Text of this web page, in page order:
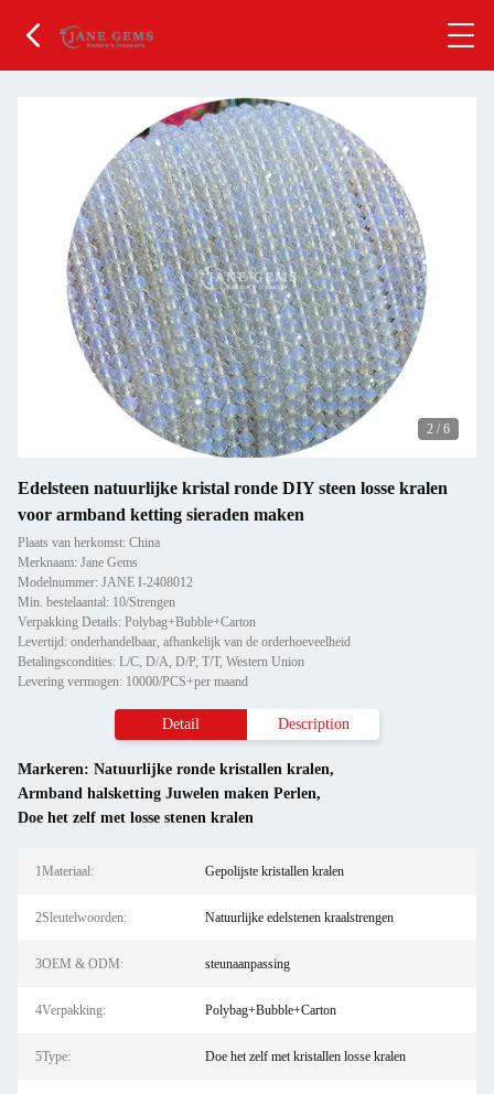
2 / 6
Edelsteen natuurlijke kristal ronde DIY steen losse kralen
voor armband ketting sieraden maken
Plaats van herkomst: China
Merknaam: Jane Gems
Modelnummer: JANE I-2408012
Min. bestelaantal: 10/Strengen
Verpakking Details: Polybag+Bubble+Carton
Levertijd: onderhandelbaar, afhankelijk van de orderhoeveelheid
Betalingscondities: L/C, D/A, D/P, T/T, Western Union
Levering vermogen: 10000/PCS+per maand
Detail Description
Markeren: Natuurlijke ronde kristallen kralen,
Armband halsketting Juwelen maken Perlen,
Doe het zelf met losse stenen kralen
1Materiaal: Gepolijste kristallen kralen
2Sleutelwoorden: Natuurlijke edelstenen kraalstrengen
3OEM & ODM: steunaanpassing
4Verpakking: Polybag+Bubble+Carton
5Type: Doe het zelf met kristallen losse kralen